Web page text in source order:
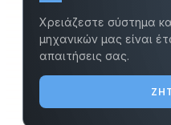
Χρειάζεστε σύστημα
μηχανικών μας είναι
απαιτήσεις σας.